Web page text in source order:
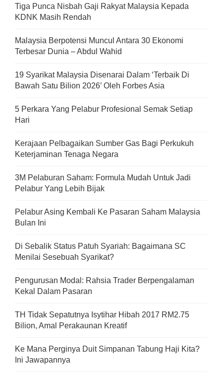
Tiga Punca Nisbah Gaji Rakyat Malaysia Kepada
KDNK Masih Rendah
Malaysia Berpotensi Muncul Antara 30 Ekonomi
Terbesar Dunia – Abdul Wahid
19 Syarikat Malaysia Disenarai Dalam ‘Terbaik Di
Bawah Satu Bilion 2026’ Oleh Forbes Asia
5 Perkara Yang Pelabur Profesional Semak Setiap
Hari
Kerajaan Pelbagaikan Sumber Gas Bagi Perkukuh
Keterjaminan Tenaga Negara
3M Pelaburan Saham: Formula Mudah Untuk Jadi
Pelabur Yang Lebih Bijak
Pelabur Asing Kembali Ke Pasaran Saham Malaysia
Bulan Ini
Di Sebalik Status Patuh Syariah: Bagaimana SC
Menilai Sesebuah Syarikat?
Pengurusan Modal: Rahsia Trader Berpengalaman
Kekal Dalam Pasaran
TH Tidak Sepatutnya Isytihar Hibah 2017 RM2.75
Bilion, Amal Perakaunan Kreatif
Ke Mana Perginya Duit Simpanan Tabung Haji Kita?
Ini Jawapannya